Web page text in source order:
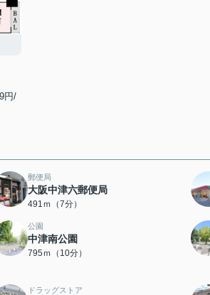
円/
郵便局
大阪中津六郵便局
491ｍ（7分）
公園
中津南公園
795ｍ（10分）
ドラッグストア